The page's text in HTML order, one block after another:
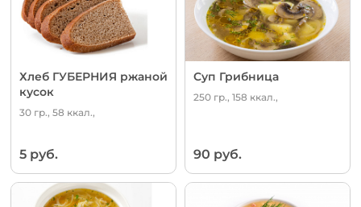
Хлеб ГУБЕРНИЯ ржаной
кусок
30 гр., 58 ккал.,
5 руб.
Суп Грибница
250 гр., 158 ккал.,
90 руб.